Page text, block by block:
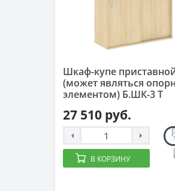
Шкаф-купе
(может являться
элементом) Б.ШК-3 Т
27 510 руб.
В КОРЗИНУ